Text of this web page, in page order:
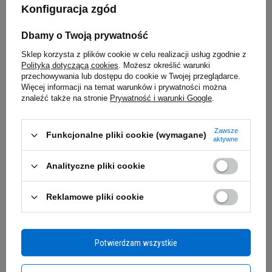
Energy Zero to przełomowy napój bezkofeinowy
stworzony z myślą o tych, którzy nie uznają
kompromisów. 500 ml czystej energii bez ani
jednej kalorii, wzbogacone kompleksem witamin
jako odpowiedź na potrzeby społeczności
poszukującej skutecznego wsparcia
energetycznego bez zbędnych dodatków.
POBUDŹ SWÓJ POTENCJAŁ -
BEZ OGRANICZEŃ
Wyobraź sobie sytuację: kolejny intensywny dzień,
a Twoje ciało odmawia współpracy. Koncentracja
spada, powieki stają się ciężkie, a przed Tobą
MUTANT Mutant Mass - 6800g
5.00 (48)
PROMOCJA BESTSELLER
222,99 zł
0,03 zł / g
Kup do 20:00 -wysyłka dzisiaj
Zapytaj o produkt
E-mail
Pytanie
Konfiguracja zgód
Dbamy o Twoją prywatność
Sklep korzysta z plików cookie w celu realizacji usług zgodnie z
Polityką dotyczącą cookies. Możesz określić warunki
przechowywania lub dostępu do cookie w Twojej przeglądarce.
Więcej informacji na temat warunków i prywatności można
znaleźć także na stronie Prywatność i warunki Google.
Funkcjonalne pliki cookie (wymagane)
Zawsze
aktywne
Analityczne pliki cookie
Reklamowe pliki cookie
Potwierdzam wszystkie